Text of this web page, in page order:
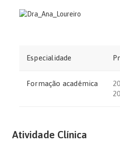
Especialidade
Formação académica
Atividade Clínica